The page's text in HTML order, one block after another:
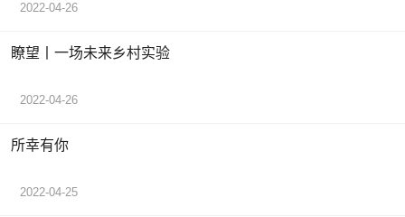
2022-04-26
瞭望丨一场未来乡村实验
2022-04-26
所幸有你
2022-04-25